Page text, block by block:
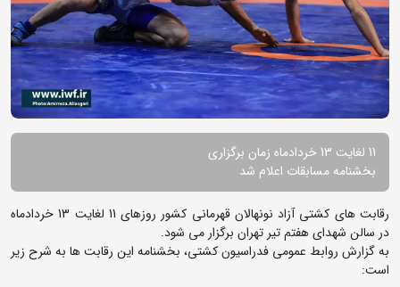
11 لغایت 13 خردادماه زمان برگزاری
بخشنامه مسابقات اعلام شد
رقابت های کشتی آزاد نونهالان قهرمانی کشور روزهای 11 لغایت 13 خردادماه
در سالن شهدای هفتم تیر تهران برگزار می شود.
به گزارش روابط عمومی فدراسیون کشتی، بخشنامه این رقابت ها به شرح زیر
است: